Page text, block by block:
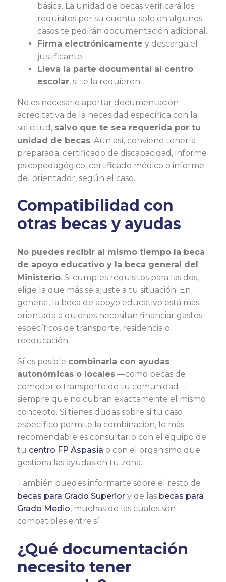
básica. La unidad de becas verificará los
requisitos por su cuenta; solo en algunos
casos te pedirán documentación adicional.
Firma electrónicamente y descarga el
justificante.
Lleva la parte documental al centro
escolar, si te la requieren.
No es necesario aportar documentación
acreditativa de la necesidad específica con la
solicitud, salvo que te sea requerida por tu
unidad de becas. Aun así, conviene tenerla
preparada: certificado de discapacidad, informe
psicopedagógico, certificado médico o informe
del orientador, según el caso.
Compatibilidad con
otras becas y ayudas
No puedes recibir al mismo tiempo la beca
de apoyo educativo y la beca general del
Ministerio. Si cumples requisitos para las dos,
elige la que más se ajuste a tu situación. En
general, la beca de apoyo educativo está más
orientada a quienes necesitan financiar gastos
específicos de transporte, residencia o
reeducación.
Sí es posible combinarla con ayudas
autonómicas o locales —como becas de
comedor o transporte de tu comunidad—
siempre que no cubran exactamente el mismo
concepto. Si tienes dudas sobre si tu caso
específico permite la combinación, lo más
recomendable es consultarlo con el equipo de
tu centro FP Aspasia o con el organismo que
gestiona las ayudas en tu zona.
También puedes informarte sobre el resto de
becas para Grado Superior y de las becas para
Grado Medio, muchas de las cuales son
compatibles entre sí.
¿Qué documentación
necesito tener